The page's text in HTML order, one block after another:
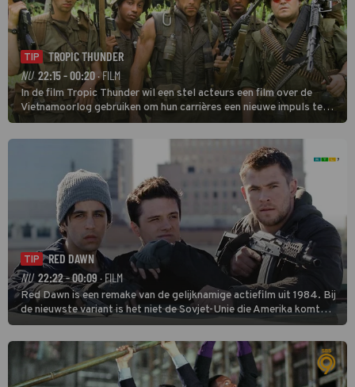
TIP
TROPIC THUNDER
NU 22:15 - 00:20· FILM
In de film Tropic Thunder wil een stel acteurs een film over de
Vietnamoorlog gebruiken om hun carrières een nieuwe impuls te
geven, maar tijdens de opnamen in het zuiden van Vietnam komen
ze in een oorlog tussen twee drugsbendes terecht.
TIP
RED DAWN
NU 22:22 - 00:09 · FILM
Red Dawn is een remake van de gelijknamige actiefilm uit 1984. Bij
de nieuwste variant is het niet de Sovjet-Unie die Amerika komt
binnenvallen, maar zijn Rusland en Noord-Korea de vijanden.